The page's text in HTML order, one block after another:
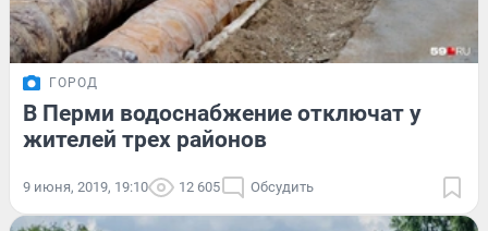
ГОРОД
В Перми водоснабжение отключат у
жителей трех районов
9 июня, 2019, 19:10 12 605 Обсудить